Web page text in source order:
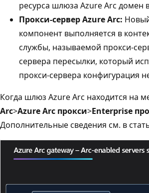
ресурса шлюза Azure Arc домен
Прокси-сервер Azure Arc:
компонент выполняется в
службы, называемой прокси-
сервера пересылки, который
прокси-сервера конфигурация
Когда шлюз Azure Arc находится на
Arc>Azure Arc прокси>Enterprise
Дополнительные сведения см. в